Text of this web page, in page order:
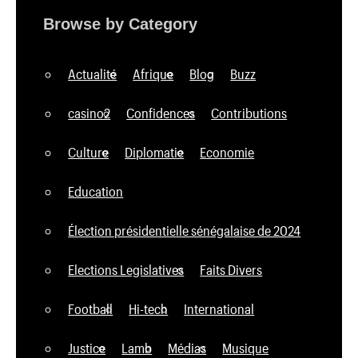
Browse by Category
Actualité Afrique Blog Buzz
casino2 Confidences Contributions
Culture Diplomatie Economie
Education
Élection présidentielle sénégalaise de 2024
Elections Legislatives Faits Divers
Football Hi-tech International
Justice Lamb Médias Musique